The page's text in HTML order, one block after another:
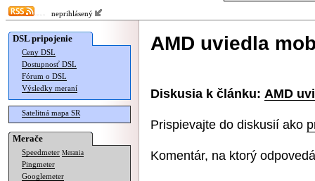
neprihlásený
DSL pripojenie
Ceny DSL
Dostupnosť DSL
Fórum o DSL
Výsledky meraní
Satelitná mapa SR
Merače
Speedmeter Merania
Pingmeter
Googlemeter
AMD uviedla
Diskusia k článku: AMD
Prispievajte do diskusií ako
Komentár, na ktorý